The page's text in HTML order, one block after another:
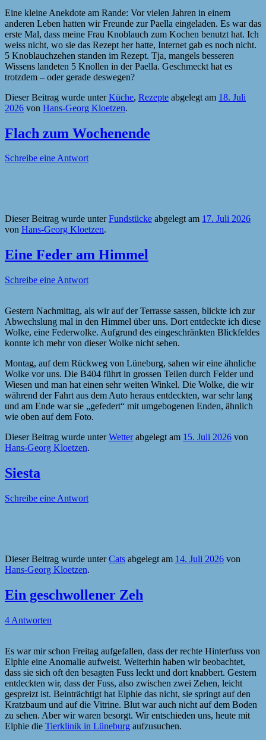
Eine kleine Anekdote am Rande: Vor vielen Jahren in einem
anderen Leben hatten wir Freunde zur Paella eingeladen. Es war das
erste Mal, dass meine Frau Knoblauch zum Kochen benutzt hat. Ich
weiss nicht, wo sie das Rezept her hatte, Internet gab es noch nicht.
5 Knoblauchzehen standen im Rezept. Tja, mangels besseren
Wissens landeten 5 Knollen in der Paella. Geschmeckt hat es
trotzdem – oder gerade deswegen?
Dieser Beitrag wurde unterKüche, Rezepte abgelegt am 18. Juli
2026 von Hans-Georg Kloetzen.
Flach zum Wochenende
Schreibe eine Antwort
Dieser Beitrag wurde unterFundstücke abgelegt am 17. Juli 2026
von Hans-Georg Kloetzen.
Eine Feder am Himmel
Schreibe eine Antwort
Gestern Nachmittag, als wir auf der Terrasse sassen, blickte ich zur
Abwechslung mal in den Himmel über uns. Dort entdeckte ich diese
Wolke, eine Federwolke. Aufgrund des eingeschränkten Blickfeldes
konnte ich mehr von dieser Wolke nicht sehen.
Montag, auf dem Rückweg von Lüneburg, sahen wir eine ähnliche
Wolke vor uns. Die B404 führt in grossen Teilen durch Felder und
Wiesen und man hat einen sehr weiten Winkel. Die Wolke, die wir
während der Fahrt aus dem Auto heraus entdeckten, war sehr lang
und am Ende war sie „gefedert“ mit umgebogenen Enden, ähnlich
wie oben auf dem Foto.
Dieser Beitrag wurde unterWetterabgelegt am 15. Juli 2026 von
Hans-Georg Kloetzen.
Siesta
Schreibe eine Antwort
Dieser Beitrag wurde unterCats abgelegt am 14. Juli 2026 von
Hans-Georg Kloetzen.
Ein geschwollener Zeh
4 Antworten
Es war mir schon Freitag aufgefallen, dass der rechte Hinterfuss von
Elphie eine Anomalie aufweist. Weiterhin haben wir beobachtet,
dass sie sich oft den besagten Fuss leckt und dort knabbert. Gestern
entdeckten wir, dass der Fuss, also zwischen zwei Zehen, leicht
gespreizt ist. Beinträchtigt hat Elphie das nicht, sie springt auf den
Kratzbaum und auf die Vitrine. Blut war auch nicht auf dem Boden
zu sehen. Aber wir waren besorgt. Wir entschieden uns, heute mit
Elphie die Tierklinik in Lüneburg aufzusuchen.